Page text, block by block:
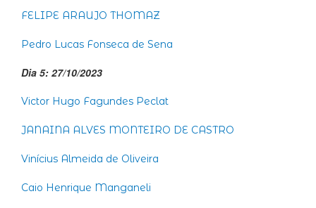
FELIPE ARAUJO THOMAZ
Pedro Lucas Fonseca de Sena
Dia 5: 27/10/2023
Victor Hugo Fagundes Peclat
JANAINA ALVES MONTEIRO DE CASTRO
Vinícius Almeida de Oliveira
Caio Henrique Manganeli